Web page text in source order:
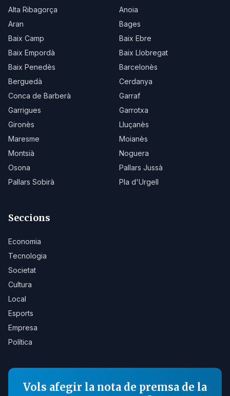
Alta Ribagorça
Anoia
Aran
Bages
Baix Camp
Baix Ebre
Baix Empordà
Baix Llobregat
Baix Penedès
Barcelonès
Berguedà
Cerdanya
Conca de Barberà
Garraf
Garrigues
Garrotxa
Gironès
Lluçanès
Maresme
Moianès
Montsià
Noguera
Osona
Pallars Jussà
Pallars Sobirà
Pla d'Urgell
Seccions
Economia
Tecnologia
Societat
Cultura
Local
Esports
Empresa
Política
Vols afegir la nota de premsa de la